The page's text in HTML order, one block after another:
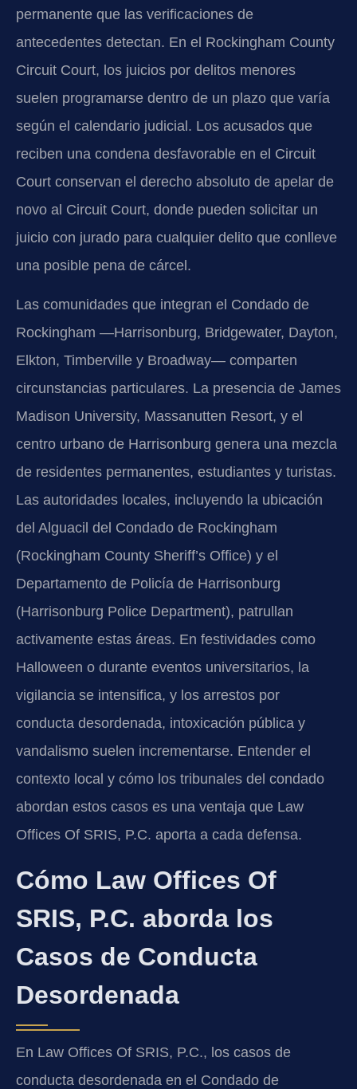
permanente que las verificaciones de
antecedentes detectan. En el Rockingham County
Circuit Court, los juicios por delitos menores
suelen programarse dentro de un plazo que varía
según el calendario judicial. Los acusados que
reciben una condena desfavorable en el Circuit
Court conservan el derecho absoluto de apelar de
novo al Circuit Court, donde pueden solicitar un
juicio con jurado para cualquier delito que conlleve
una posible pena de cárcel.
Las comunidades que integran el Condado de
Rockingham —Harrisonburg, Bridgewater, Dayton,
Elkton, Timberville y Broadway— comparten
circunstancias particulares. La presencia de James
Madison University, Massanutten Resort, y el
centro urbano de Harrisonburg genera una mezcla
de residentes permanentes, estudiantes y turistas.
Las autoridades locales, incluyendo la ubicación
del Alguacil del Condado de Rockingham
(Rockingham County Sheriff’s Office) y el
Departamento de Policía de Harrisonburg
(Harrisonburg Police Department), patrullan
activamente estas áreas. En festividades como
Halloween o durante eventos universitarios, la
vigilancia se intensifica, y los arrestos por
conducta desordenada, intoxicación pública y
vandalismo suelen incrementarse. Entender el
contexto local y cómo los tribunales del condado
abordan estos casos es una ventaja que Law
Offices Of SRIS, P.C. aporta a cada defensa.
Cómo Law Offices Of
SRIS, P.C. aborda los
Casos de Conducta
Desordenada
En Law Offices Of SRIS, P.C., los casos de
conducta desordenada en el Condado de